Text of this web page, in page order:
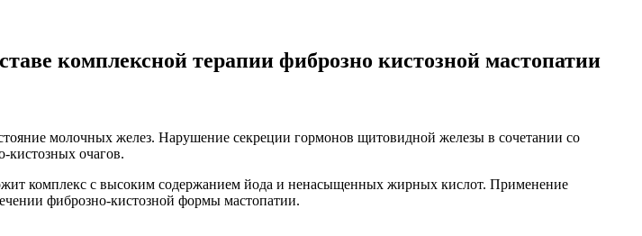
комплексной терапии фиброзно кистозной мастопатии
молочных желез. Нарушение секреции гормонов щитовидной железы в сочетании со
кистозных очагов.
комплекс с высоким содержанием йода и ненасыщенных жирных кислот. Применение
фиброзно-кистозной формы мастопатии.